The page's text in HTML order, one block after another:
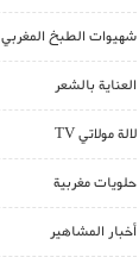
شهيوات الطبخ المغربي
العناية بالشعر
لالة مولاتي TV
حلويات مغربية
أخبار المشاهير